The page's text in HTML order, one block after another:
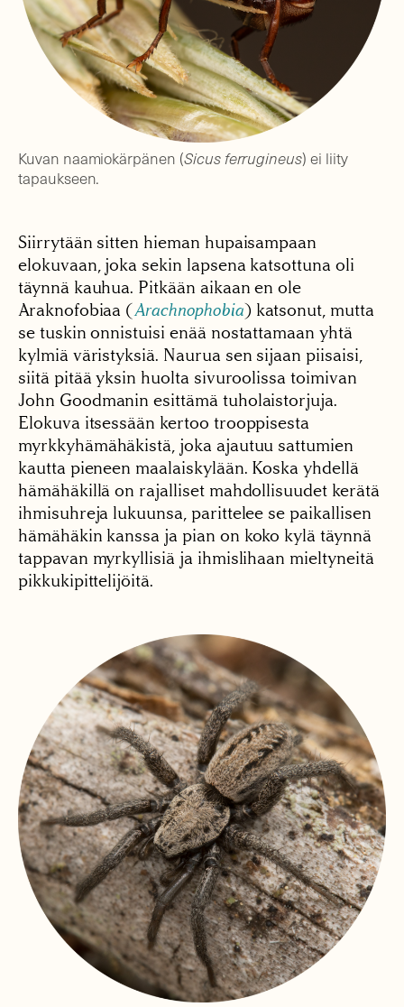
Kuvan naamiokärpänen (Sicus ferrugineus) ei liity
tapaukseen.
Siirrytään sitten hieman hupaisampaan
elokuvaan, joka sekin lapsena katsottuna oli
täynnä kauhua. Pitkään aikaan en ole
Araknofobiaa (Arachnophobia) katsonut, mutta
se tuskin onnistuisi enää nostattamaan yhtä
kylmiä väristyksiä. Naurua sen sijaan piisaisi,
siitä pitää yksin huolta sivuroolissa toimivan
John Goodmanin esittämä tuholaistorjuja.
Elokuva itsessään kertoo trooppisesta
myrkkyhämähäkistä, joka ajautuu sattumien
kautta pieneen maalaiskylään. Koska yhdellä
hämähäkillä on rajalliset mahdollisuudet kerätä
ihmisuhreja lukuunsa, parittelee se paikallisen
hämähäkin kanssa ja pian on koko kylä täynnä
tappavan myrkyllisiä ja ihmislihaan mieltyneitä
pikkukipittelijöitä.